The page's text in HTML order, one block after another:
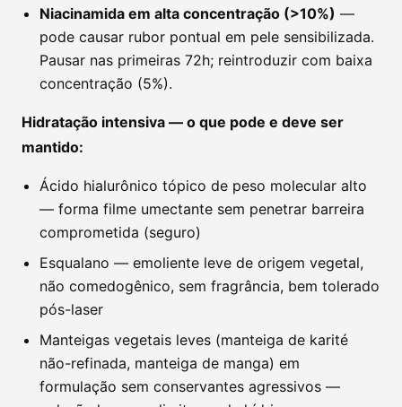
Niacinamida em alta concentração (>10%) —
pode causar rubor pontual em pele sensibilizada.
Pausar nas primeiras 72h; reintroduzir com baixa
concentração (5%).
Hidratação intensiva — o que pode e deve ser
mantido:
Ácido hialurônico tópico de peso molecular alto
— forma filme umectante sem penetrar barreira
comprometida (seguro)
Esqualano — emoliente leve de origem vegetal,
não comedogênico, sem fragrância, bem tolerado
pós-laser
Manteigas vegetais leves (manteiga de karité
não-refinada, manteiga de manga) em
formulação sem conservantes agressivos —